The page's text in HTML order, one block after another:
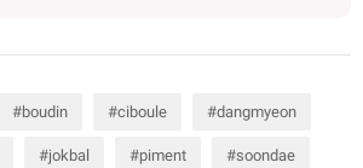
boudin ciboule dangmyeon
jokbal piment soondae